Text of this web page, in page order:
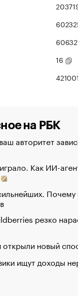
16
на РБК
авторитет
Как ИИ-
Почему
резко
открыли новый
ищут доходы